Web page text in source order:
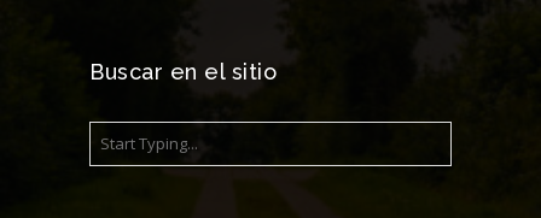
Buscar en el sitio